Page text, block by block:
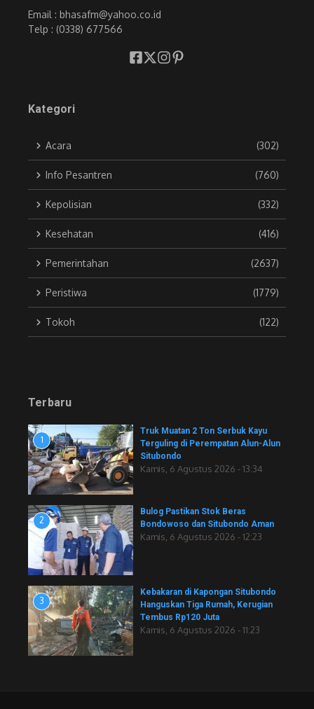
Email : bhasafm@yahoo.co.id
Telp : (0338) 677566
Kategori
Acara (302)
Info Pesantren (760)
Kepolisian (332)
Kesehatan (416)
Pemerintahan (2637)
Peristiwa (1779)
Tokoh (122)
Terbaru
1
Truk Muatan 2 Ton Serbuk Kayu
Terguling di Perempatan Alun-Alun
Situbondo
Kamis, 6 Agustus 2026 - 13:34
2
Bulog Pastikan Stok Beras
Bondowoso dan Situbondo Aman
Kamis, 6 Agustus 2026 - 12:23
3
Kebakaran di Kapongan Situbondo
Hanguskan Tiga Rumah, Kerugian
Tembus Rp120 Juta
Kamis, 6 Agustus 2026 - 11:23